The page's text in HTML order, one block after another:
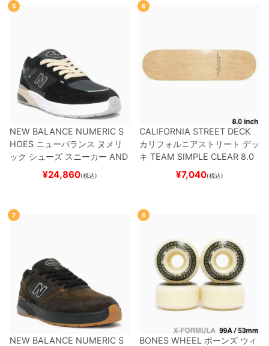
5
NEW BALANCE NUMERIC S
HOES ニューバランス ヌメリ
ック シューズ スニーカー AND
REW REYNOLDS 933
BLACK/NAVYスケートボ
¥24,860(税込)
6
CALIFORNIA STREET DECK
カリフォルニアストリート デッ
キ TEAM SIMPLE CLEAR 8.0
ブランク（DSM）
ード スケボー
¥7,040(税込)
7
NEW BALANCE NUMERIC S
8
BONES WHEEL ボーンズ ウィ